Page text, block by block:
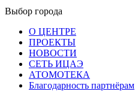
Выбор города
О ЦЕНТРЕ
ПРОЕКТЫ
НОВОСТИ
СЕТЬ ИЦАЭ
АТОМОТЕКА
Благодарность партнёрам